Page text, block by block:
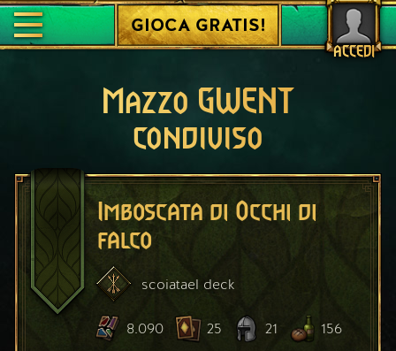
ACCEDI
GIOCA GRATIS!
Mazzo GWENT
condiviso
Imboscata di Occhi di
falco
scoiatael deck
8.090 25 21 156